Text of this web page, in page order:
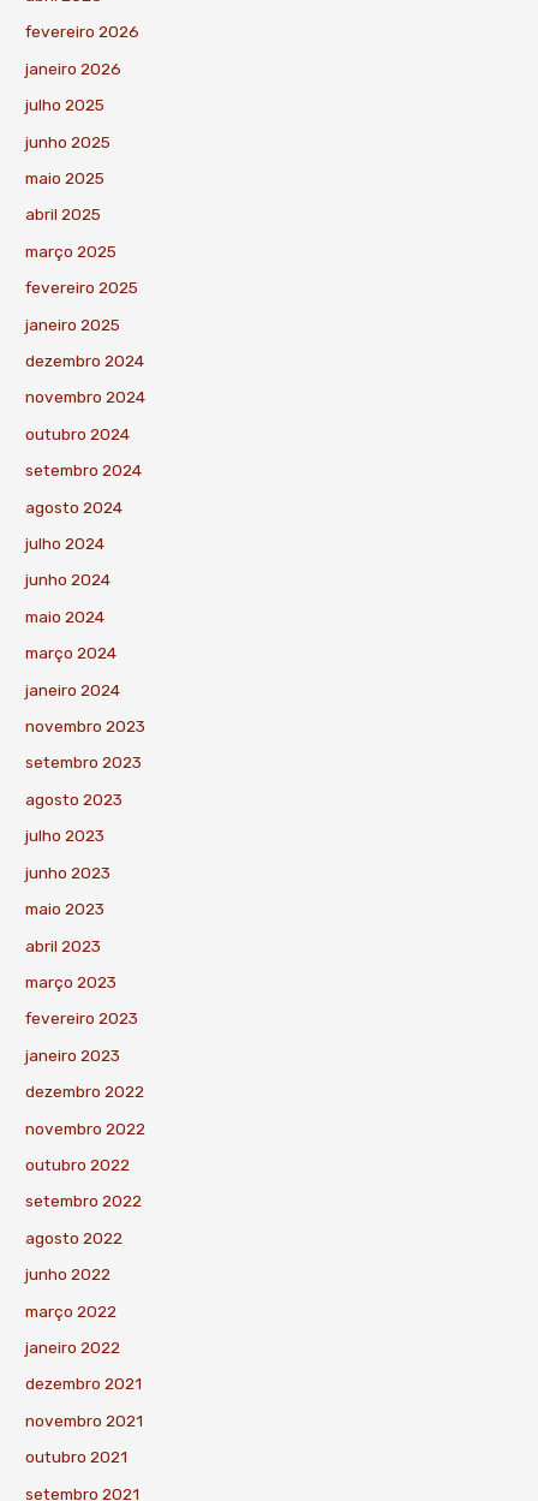
fevereiro 2026
janeiro 2026
julho 2025
junho 2025
maio 2025
abril 2025
março 2025
fevereiro 2025
janeiro 2025
dezembro 2024
novembro 2024
outubro 2024
setembro 2024
agosto 2024
julho 2024
junho 2024
maio 2024
março 2024
janeiro 2024
novembro 2023
setembro 2023
agosto 2023
julho 2023
junho 2023
maio 2023
abril 2023
março 2023
fevereiro 2023
janeiro 2023
dezembro 2022
novembro 2022
outubro 2022
setembro 2022
agosto 2022
junho 2022
março 2022
janeiro 2022
dezembro 2021
novembro 2021
outubro 2021
setembro 2021